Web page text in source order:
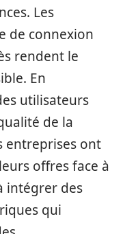
Les
de connexion
rendent le
En
utilisateurs
de la
entreprises ont
offres face à
intégrer des
qui